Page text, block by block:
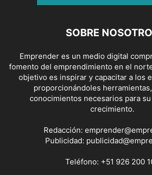
SOBRE
Emprender es un medio digital
fomento del emprendimiento en el
objetivo es inspirar y capacitar a los
proporcionándoles
conocimientos necesarios para
crecimiento.
Redacción:
Publicidad:
Teléfono: +51 926 200